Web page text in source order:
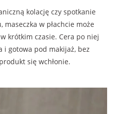
kolację czy spotkanie
w płachcie może
krótkim czasie. Cera po niej
gotowa pod makijaż, bez
się wchłonie.